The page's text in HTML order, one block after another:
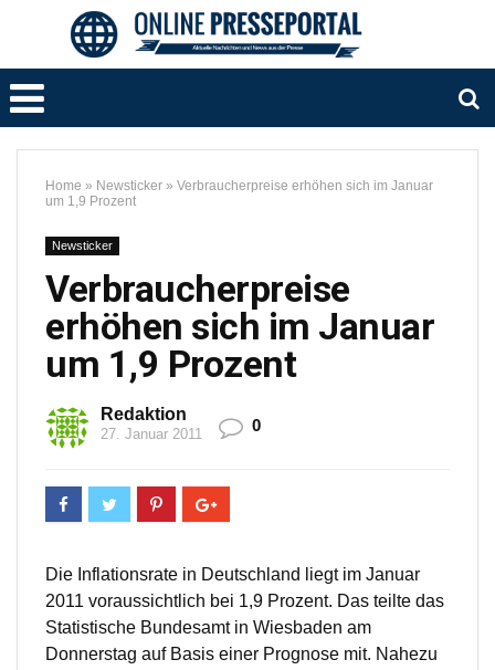
Home » Newsticker » Verbraucherpreise erhöhen sich im Januar
um 1,9 Prozent
Newsticker
Verbraucherpreise
erhöhen sich im Januar
um 1,9 Prozent
Redaktion
27. Januar 2011 0
Die Inflationsrate in Deutschland liegt im Januar
2011 voraussichtlich bei 1,9 Prozent. Das teilte das
Statistische Bundesamt in Wiesbaden am
Donnerstag auf Basis einer Prognose mit. Nahezu